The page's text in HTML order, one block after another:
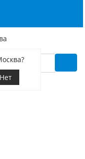
Нет